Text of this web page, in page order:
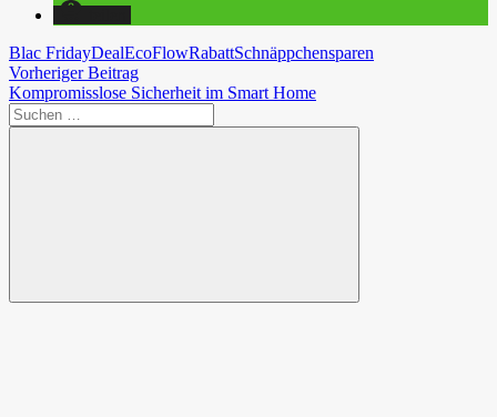
Blac FridayDealEcoFlowRabattSchnäppchensparen
Beitragsnavigation
Vorheriger
Beitrag:
Vorheriger Beitrag
Nächster
Beitrag:
Kompromisslose Sicherheit im Smart Home
Suchen
nach:
Suchen